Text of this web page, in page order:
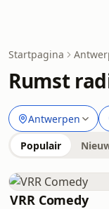
Startpagina
Rumst
Antwerpen
Populair
VRR Comedy